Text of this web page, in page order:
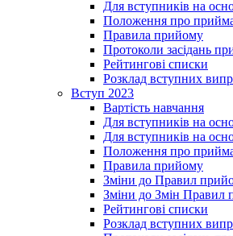
Для вступників на
Положення про
Правила прийому
Протоколи засідань
Рейтингові списки
Розклад вступних
Вступ 2023
Вартість навчання
Для вступників на
Для вступників на
Положення про
Правила прийому
Зміни до Правил
Зміни до Змін Правил
Рейтингові списки
Розклад вступних